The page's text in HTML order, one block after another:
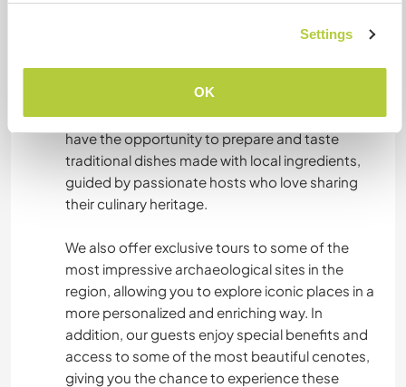
Settings
OK
through our carefully curated guided tours,
where you’ll learn about history, traditions, and
Immerse yourself in the flavors of the region with
our Yucatecan cooking classes, where you’ll
have the opportunity to prepare and taste
traditional dishes made with local ingredients,
guided by passionate hosts who love sharing
their culinary heritage.
We also offer exclusive tours to some of the
most impressive archaeological sites in the
region, allowing you to explore iconic places in a
more personalized and enriching way. In
addition, our guests enjoy special benefits and
access to some of the most beautiful cenotes,
giving you the chance to experience these